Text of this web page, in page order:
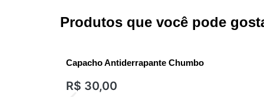
Produtos que você pode
Capacho Antiderrapante Chumbo
R$ 30,00